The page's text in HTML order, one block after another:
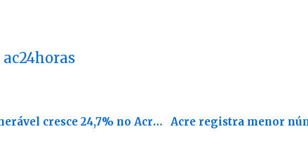
ac24horas
Estupro de vulnerável cresce 24,7% no Acre e já soma 232 vítimas em cinco meses